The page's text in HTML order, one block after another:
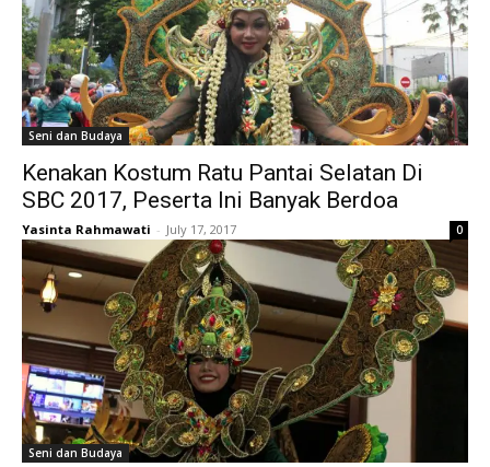
Seni dan Budaya
Kenakan Kostum Ratu Pantai Selatan Di
SBC 2017, Peserta Ini Banyak Berdoa
Yasinta Rahmawati - July 17, 2017 0
Seni dan Budaya